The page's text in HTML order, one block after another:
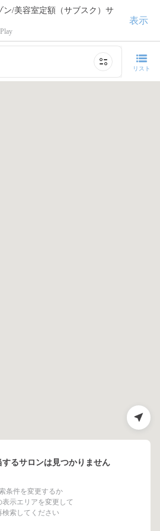
ン/美容室定額（サブスク）サ
表示
リスト
するサロンは見つかりません
条件を変更するか
表示エリアを変更して
検索してください